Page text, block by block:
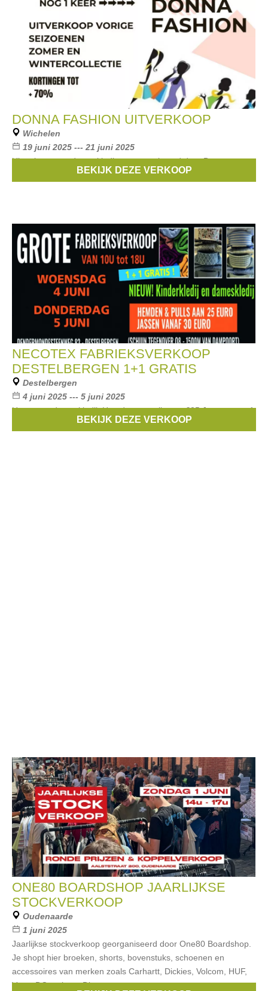
DONNA FASHION UITVERKOOP
Wichelen
19 juni 2025 --- 21 juni 2025
Uitverkoop ven dameskleding georganiseerd door Donna
Fashion. Je shopt kleding van vorige winter- en zomercollecties.
BEKIJK DEZE VERKOOP
NECOTEX FABRIEKSVERKOOP
DESTELBERGEN 1+1 GRATIS
Destelbergen
4 juni 2025 --- 5 juni 2025
Heren- en dameskledij. Hemden en pulls aan €25 Jassen vanaf
€30 1 STUK KOPEN + 1 STUK GRATIS
BEKIJK DEZE VERKOOP
ONE80 BOARDSHOP JAARLIJKSE
STOCKVERKOOP
Oudenaarde
1 juni 2025
Jaarlijkse stockverkoop georganiseerd door One80 Boardshop.
Je shopt hier broeken, shorts, bovenstuks, schoenen en
accessoires van merken zoals Carhartt, Dickies, Volcom, HUF,
Vans, DC en keer. Dit